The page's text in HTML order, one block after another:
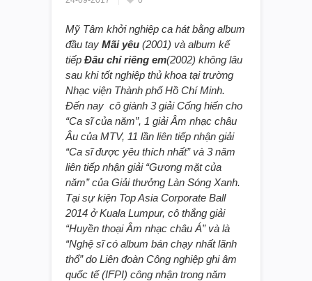
Mỹ Tâm khởi nghiệp ca hát bằng album
đầu tay Mãi yêu (2001) và album kế
tiếp Đâu chỉ riêng em(2002) không lâu
sau khi tốt nghiệp thủ khoa tại trường
Nhạc viện Thành phố Hồ Chí Minh.
Đến nay cô giành 3 giải Cống hiến cho
“Ca sĩ của năm”, 1 giải Âm nhạc châu
Âu của MTV, 11 lần liên tiếp nhận giải
“Ca sĩ được yêu thích nhất” và 3 năm
liên tiếp nhận giải “Gương mặt của
năm” của Giải thưởng Làn Sóng Xanh.
Tại sự kiện Top Asia Corporate Ball
2014 ở Kuala Lumpur, cô thắng giải
“Huyền thoại Âm nhạc châu Á” và là
“Nghệ sĩ có album bán chạy nhất lãnh
thổ” do Liên đoàn Công nghiệp ghi âm
quốc tế (IFPI) công nhận trong năm